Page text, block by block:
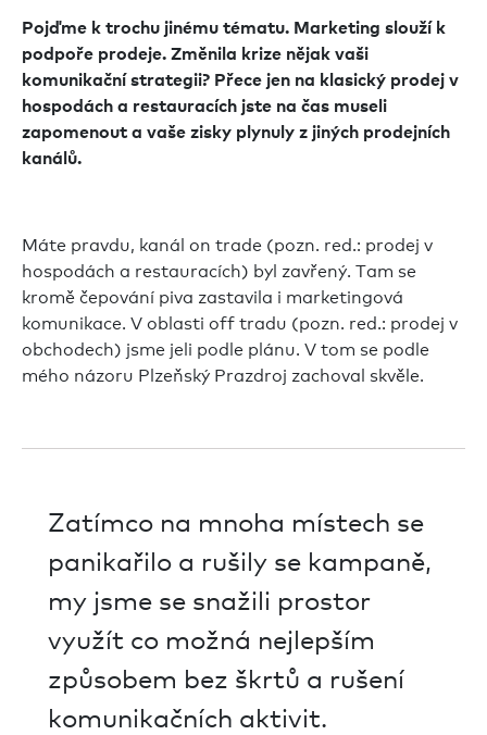
Pojďme k trochu jinému tématu. Marketing slouží k
podpoře prodeje. Změnila krize nějak vaši
komunikační strategii? Přece jen na klasický prodej v
hospodách a restauracích jste na čas museli
zapomenout a vaše zisky plynuly z jiných prodejních
kanálů.
Máte pravdu, kanál on trade (pozn. red.: prodej v
hospodách a restauracích) byl zavřený. Tam se
kromě čepování piva zastavila i marketingová
komunikace. V oblasti off tradu (pozn. red.: prodej v
obchodech) jsme jeli podle plánu. V tom se podle
mého názoru Plzeňský Prazdroj zachoval skvěle.
Zatímco na mnoha místech se
panikařilo a rušily se kampaně,
my jsme se snažili prostor
využít co možná nejlepším
způsobem bez škrtů a rušení
komunikačních aktivit.